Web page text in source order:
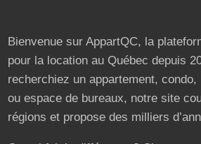
Bienvenue sur AppartQC, la
pour la location au Québec depuis
recherchiez un appartement,
ou espace de bureaux, notre site
régions et propose des milliers